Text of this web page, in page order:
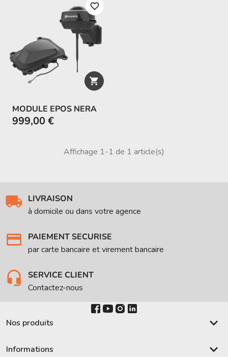

favorite_border
MODULE EPOS NERA
999,00 €
Affichage 1-1 de 1 article(s)
LIVRAISON
à domicile ou dans votre agence
PAIEMENT SECURISE
par carte bancaire et virement bancaire
SERVICE CLIENT
Contactez-nous
Nos produits keyboard_arrow_down
Informations keyboard_arrow_down